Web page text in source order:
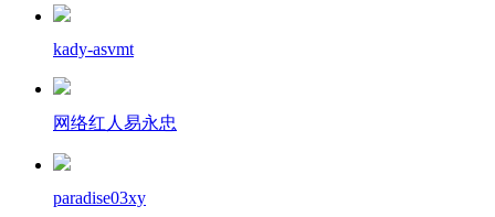
kady-asvmt
网络红人易永忠
paradise03xy